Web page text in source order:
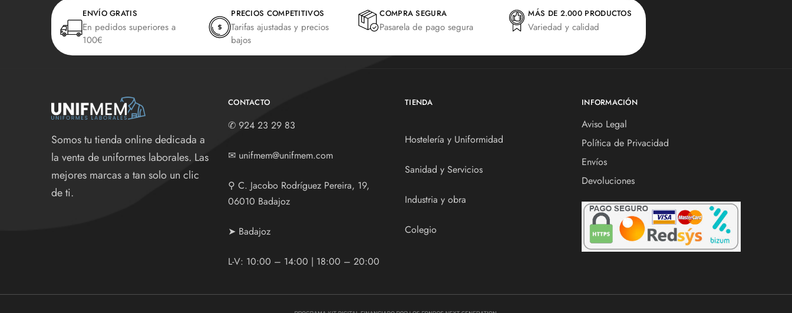
ENVÍO GRATIS
En pedidos superiores a
100€
PRECIOS COMPETITIVOS
Tarifas ajustadas y precios
bajos
COMPRA SEGURA
Pasarela de pago segura
MÁS DE 2.000 PRODUCTOS
Variedad y calidad
Somos tu tienda online dedicada a
la venta de uniformes laborales. Las
mejores marcas a tan solo un clic
de ti.
CONTACTO
✆ 924 23 29 83
✉ unifmem@unifmem.com
⚲ C. Jacobo Rodríguez Pereira, 19,
06010 Badajoz
➤ Badajoz
L-V: 10:00 – 14:00 | 18:00 – 20:00
TIENDA
Hostelería y Uniformidad
Sanidad y Servicios
Industria y obra
Colegio
INFORMACIÓN
Aviso Legal
Política de Privacidad
Envíos
Devoluciones